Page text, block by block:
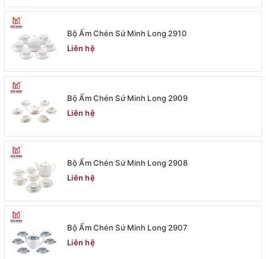
Bộ Ấm Chén Sứ Minh Long 2910
Liên hệ
Bộ Ấm Chén Sứ Minh Long 2909
Liên hệ
Bộ Ấm Chén Sứ Minh Long 2908
Liên hệ
Bộ Ấm Chén Sứ Minh Long 2907
Liên hệ